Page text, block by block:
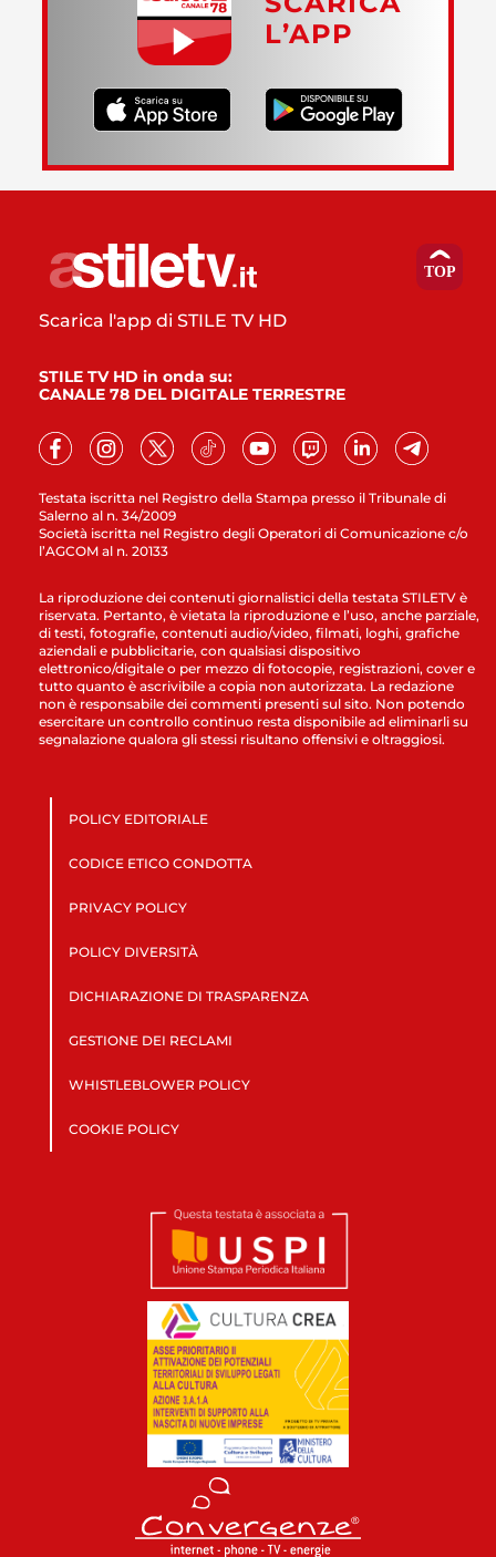
L’APP
Testata iscritta nel Registro della Stampa presso il Tribunale di
Salerno al n. 34/2009
Società iscritta nel Registro degli Operatori di Comunicazione c/o
l’AGCOM al n. 20133
Scarica l'app di STILE TV HD
STILE TV HD in onda su:
CANALE 78 DEL DIGITALE TERRESTRE
La riproduzione dei contenuti giornalistici della testata STILETV è
riservata. Pertanto, è vietata la riproduzione e l’uso, anche parziale,
di testi, fotografie, contenuti audio/video, filmati, loghi, grafiche
aziendali e pubblicitarie, con qualsiasi dispositivo
elettronico/digitale o per mezzo di fotocopie, registrazioni, cover e
tutto quanto è ascrivibile a copia non autorizzata. La redazione
non è responsabile dei commenti presenti sul sito. Non potendo
esercitare un controllo continuo resta disponibile ad eliminarli su
segnalazione qualora gli stessi risultano offensivi e oltraggiosi.
POLICY EDITORIALE
CODICE ETICO CONDOTTA
PRIVACY POLICY
POLICY DIVERSITÀ
DICHIARAZIONE DI TRASPARENZA
GESTIONE DEI RECLAMI
WHISTLEBLOWER POLICY
COOKIE POLICY